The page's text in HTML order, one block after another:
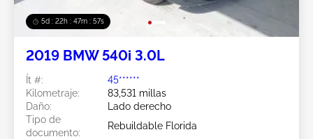
5d : 22h : 47m : 56s
2019 BMW 540i 3.0L
Ít #:
45******
Kilometraje:
83,531 millas
Daño:
Lado derecho
Tipo de
documento:
Rebuildable Florida